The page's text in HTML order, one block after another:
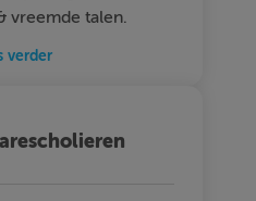
vreemde talen.
verder